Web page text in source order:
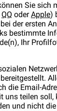
Sie sich
QQ oderApple)
der ersten
bestimmte
Ihr
die Email-
uns teilen
und nicht